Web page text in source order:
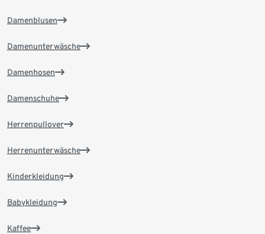
Damenblusen
Damenunterwäsche
Damenhosen
Damenschuhe
Herrenpullover
Herrenunterwäsche
Kinderkleidung
Babykleidung
Kaffee